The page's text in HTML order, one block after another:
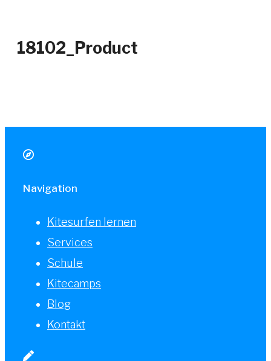
18102_Product
Navigation
Kitesurfen lernen
Services
Schule
Kitecamps
Blog
Kontakt